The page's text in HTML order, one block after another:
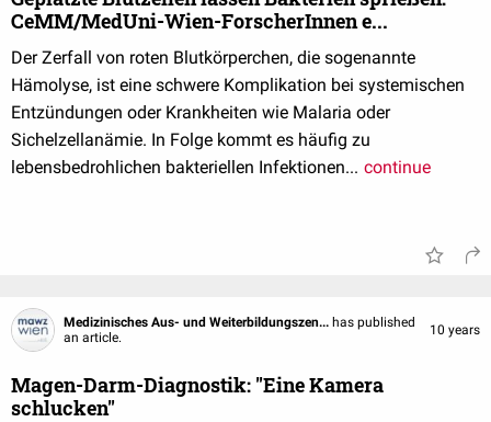
CeMM/MedUni-Wien-ForscherInnen e...
Der Zerfall von roten Blutkörperchen, die sogenannte
Hämolyse, ist eine schwere Komplikation bei systemischen
Entzündungen oder Krankheiten wie Malaria oder
Sichelzellanämie. In Folge kommt es häufig zu
lebensbedrohlichen bakteriellen Infektionen... continue
Medizinisches Aus- und Weiterbildungszen... has published
an article.
10 years
Magen-Darm-Diagnostik: "Eine Kamera
schlucken"